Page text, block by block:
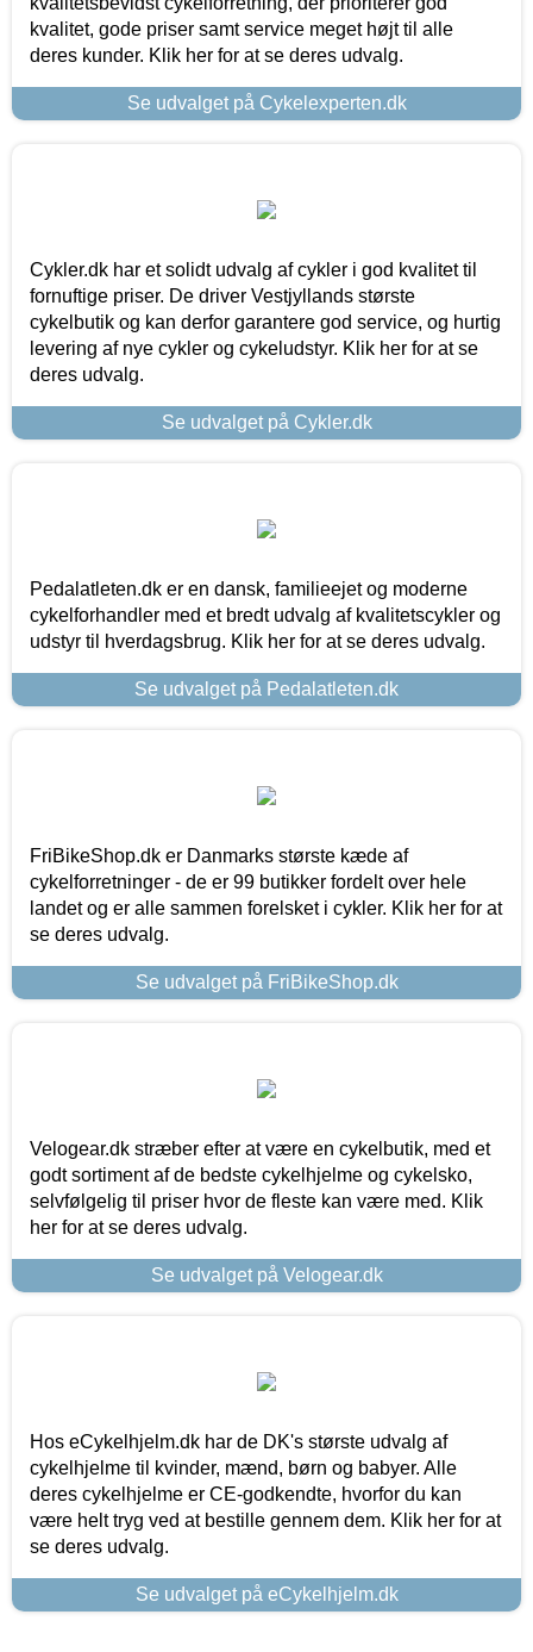
kvalitet, gode priser samt service meget højt til alle
deres kunder. Klik her for at se deres udvalg.
Se udvalget på Cykelexperten.dk
Cykler.dk har et solidt udvalg af cykler i god kvalitet til
fornuftige priser. De driver Vestjyllands største
cykelbutik og kan derfor garantere god service, og hurtig
levering af nye cykler og cykeludstyr. Klik her for at se
deres udvalg.
Se udvalget på Cykler.dk
Pedalatleten.dk er en dansk, familieejet og moderne
cykelforhandler med et bredt udvalg af kvalitetscykler og
udstyr til hverdagsbrug. Klik her for at se deres udvalg.
Se udvalget på Pedalatleten.dk
FriBikeShop.dk er Danmarks største kæde af
cykelforretninger - de er 99 butikker fordelt over hele
landet og er alle sammen forelsket i cykler. Klik her for at
se deres udvalg.
Se udvalget på FriBikeShop.dk
Velogear.dk stræber efter at være en cykelbutik, med et
godt sortiment af de bedste cykelhjelme og cykelsko,
selvfølgelig til priser hvor de fleste kan være med. Klik
her for at se deres udvalg.
Se udvalget på Velogear.dk
Hos eCykelhjelm.dk har de DK's største udvalg af
cykelhjelme til kvinder, mænd, børn og babyer. Alle
deres cykelhjelme er CE-godkendte, hvorfor du kan
være helt tryg ved at bestille gennem dem. Klik her for at
se deres udvalg.
Se udvalget på eCykelhjelm.dk